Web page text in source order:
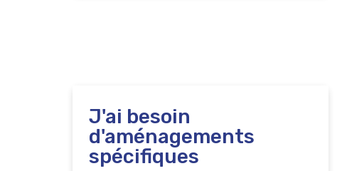
J'ai besoin
d'aménagements
spécifiques